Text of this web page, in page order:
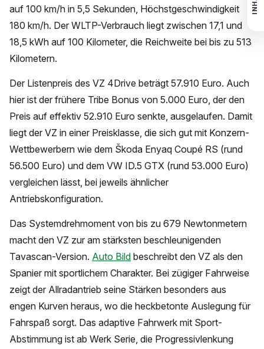
auf 100 km/h in 5,5 Sekunden, Höchstgeschwindigkeit
180 km/h. Der WLTP-Verbrauch liegt zwischen 17,1 und
18,5 kWh auf 100 Kilometer, die Reichweite bei bis zu 513
Kilometern.
Der Listenpreis des VZ 4Drive beträgt 57.910 Euro. Auch
hier ist der frühere Tribe Bonus von 5.000 Euro, der den
Preis auf effektiv 52.910 Euro senkte, ausgelaufen. Damit
liegt der VZ in einer Preisklasse, die sich gut mit Konzern-
Wettbewerbern wie dem Škoda Enyaq Coupé RS (rund
56.500 Euro) und dem VW ID.5 GTX (rund 53.000 Euro)
vergleichen lässt, bei jeweils ähnlicher
Antriebskonfiguration.
Das Systemdrehmoment von bis zu 679 Newtonmetern
macht den VZ zur am stärksten beschleunigenden
Tavascan-Version. Auto Bild beschreibt den VZ als den
Spanier mit sportlichem Charakter. Bei zügiger Fahrweise
zeigt der Allradantrieb seine Stärken besonders aus
engen Kurven heraus, wo die heckbetonte Auslegung für
Fahrspaß sorgt. Das adaptive Fahrwerk mit Sport-
Abstimmung ist ab Werk Serie, die Progressivlenkung